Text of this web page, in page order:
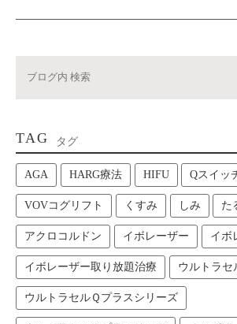
TAG タグ
AGA HARG療法 HIFU Qスイッ
VOVコグリフト くすみ しみ た
アクロコルドン イボレーザー イボ
イボレーザー取り放題治療 ウルトラセ
ウルトラセルＱプラスシリーズ